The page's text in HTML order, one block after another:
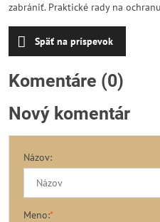
zabrániť. Praktické rady na
Späť na príspevok
Komentáre (0)
Nový komentár
Názov:
Meno:*